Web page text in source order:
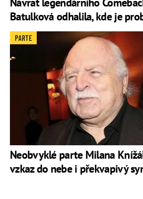
Batulková odhalila, kde je
Neobvyklé parte Milana
vzkaz do nebe i překvapivý
PARTE